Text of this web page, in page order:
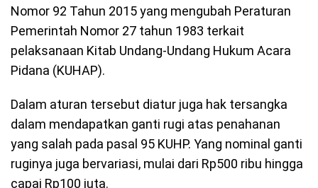
Nomor 92 Tahun 2015 yang mengubah Peraturan
Pemerintah Nomor 27 tahun 1983 terkait
pelaksanaan Kitab Undang-Undang Hukum Acara
Pidana (KUHAP).
Dalam aturan tersebut diatur juga hak tersangka
dalam mendapatkan ganti rugi atas penahanan
yang salah pada pasal 95 KUHP. Yang nominal ganti
ruginya juga bervariasi, mulai dari Rp500 ribu hingga
capai Rp100 juta.